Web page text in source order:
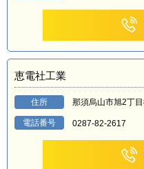
恵電社工業
住所 那須烏山市旭2丁
電話番号 0287-82-2617